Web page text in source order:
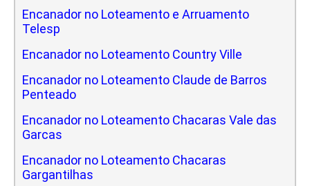
Encanador no Loteamento e Arruamento
Telesp
Encanador no Loteamento Country Ville
Encanador no Loteamento Claude de Barros
Penteado
Encanador no Loteamento Chacaras Vale das
Garcas
Encanador no Loteamento Chacaras
Gargantilhas